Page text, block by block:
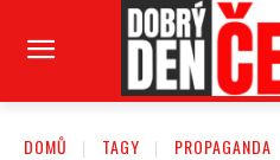
DOMŮ TAGY PROPAGANDA